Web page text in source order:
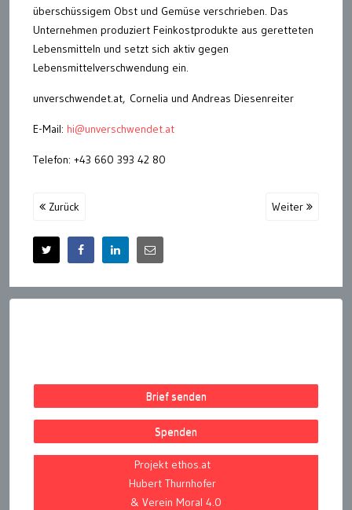
überschüssigem Obst und Gemüse verschrieben. Das
Unternehmen produziert Feinkostprodukte aus geretteten
Lebensmitteln und setzt sich aktiv gegen
Lebensmittelverschwendung ein.
unverschwendet.at, Cornelia und Andreas Diesenreiter
E-Mail: hi@unverschwendet.at
Telefon: +43 660 393 42 80
Zurück Weiter
Brief senden
Spenden
Projekt ethos.at
Hubert Thurnhofer
& Verein Moral 4.0